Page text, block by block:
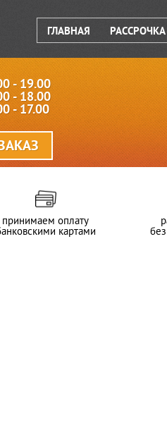
ГЛАВНАЯ РАССРОЧКА
- 19.00
- 18.00
- 17.00
принимаем оплату
картами